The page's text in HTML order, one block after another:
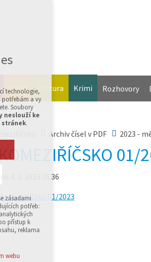
Sport Kultura Krimi Rozhovory
Archiv čísel v PDF 2023 -
01/
4. 1. 2023 16:36
01/2023
technologie,
a vy
Soubory
neslouží ke
.
případná
zásadami
potřeb:
přístup k
reklama
webu